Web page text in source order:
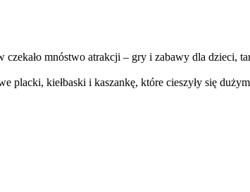
mnóstwo atrakcji – gry i zabawy dla dzieci,
placki, kiełbaski i kaszankę, które cieszyły się